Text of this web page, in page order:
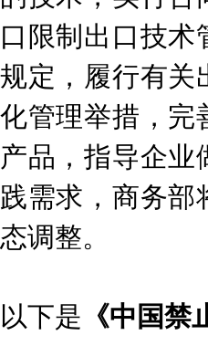
口限制出口技
规定，履行有关
化管理举措，完
产品，指导企业
践需求，商务部
态调整。
以下是 《中国